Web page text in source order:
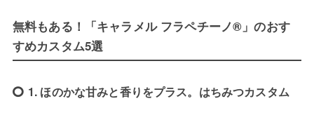
無料もある！「キャラメル フラペチーノ®」のおす
すめカスタム5選
1. ほのかな甘みと香りをプラス。はちみつカスタム